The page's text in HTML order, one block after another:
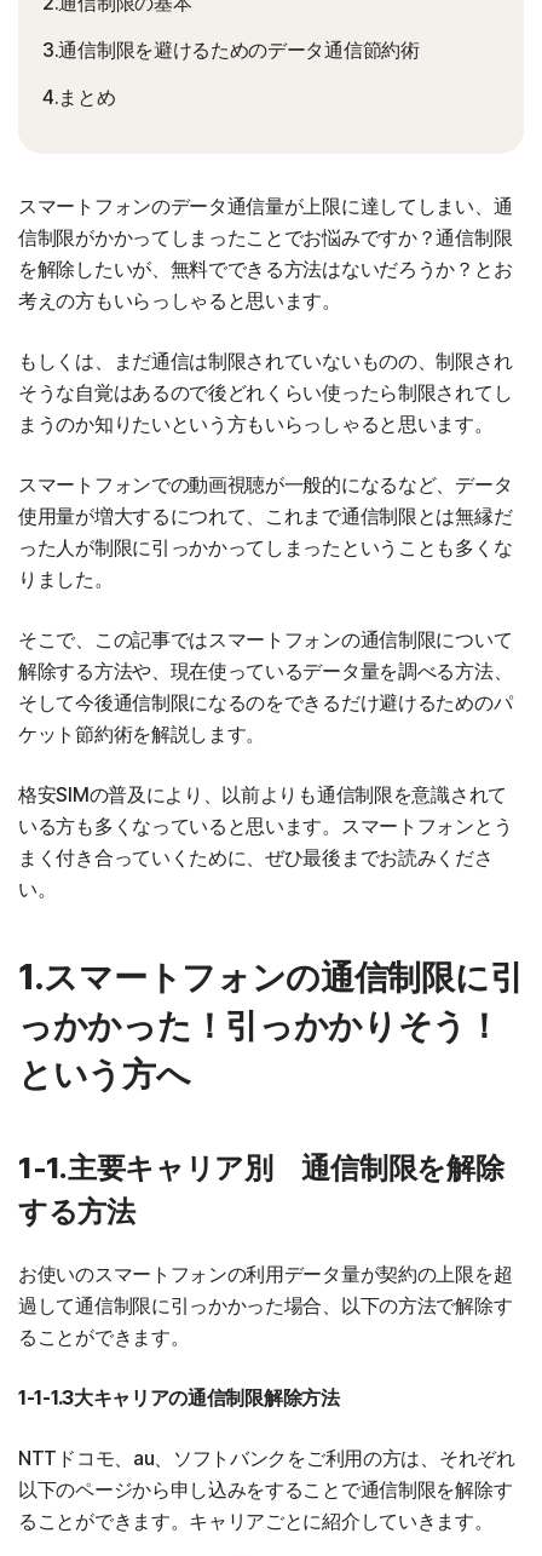
3.通信制限を避けるためのデータ通信節約術
4.まとめ
スマートフォンのデータ通信量が上限に達してしまい、通
信制限がかかってしまったことでお悩みですか？通信制限
を解除したいが、無料でできる方法はないだろうか？とお
考えの方もいらっしゃると思います。
もしくは、まだ通信は制限されていないものの、制限され
そうな自覚はあるので後どれくらい使ったら制限されてし
まうのか知りたいという方もいらっしゃると思います。
スマートフォンでの動画視聴が一般的になるなど、データ
使用量が増大するにつれて、これまで通信制限とは無縁だ
った人が制限に引っかかってしまったということも多くな
りました。
そこで、この記事ではスマートフォンの通信制限について
解除する方法や、現在使っているデータ量を調べる方法、
そして今後通信制限になるのをできるだけ避けるためのパ
ケット節約術を解説します。
格安SIMの普及により、以前よりも通信制限を意識されて
いる方も多くなっていると思います。スマートフォンとう
まく付き合っていくために、ぜひ最後までお読みくださ
い。
1.スマートフォンの通信制限に引
っかかった！引っかかりそう！
という方へ
1-1.主要キャリア別 通信制限を解除
する方法
お使いのスマートフォンの利用データ量が契約の上限を超
過して通信制限に引っかかった場合、以下の方法で解除す
ることができます。
1-1-1.3大キャリアの通信制限解除方法
NTTドコモ、au、ソフトバンクをご利用の方は、それぞれ
以下のページから申し込みをすることで通信制限を解除す
ることができます。キャリアごとに紹介していきます。